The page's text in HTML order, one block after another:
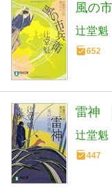
風の
辻堂魁
652
雷神
辻堂魁
447